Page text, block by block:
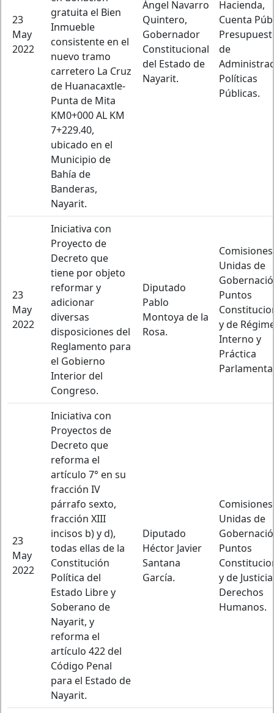
23
May
2022
gratuita el Bien
Inmueble
consistente en el
nuevo tramo
carretero La Cruz
de Huanacaxtle-
Punta de Mita
KM0+000 AL KM
7+229.40,
ubicado en el
Municipio de
Bahía de
Banderas,
Nayarit.
Ángel Navarro
Quintero,
Gobernador
Constitucional
del Estado de
Nayarit.
Hacienda,
Cuenta
de
Políticas
Públicas.
23
May
2022
Iniciativa con
Proyecto de
Decreto que
tiene por objeto
reformar y
adicionar
diversas
disposiciones del
Reglamento para
el Gobierno
Interior del
Congreso.
Diputado
Pablo
Montoya de la
Rosa.
Comisiones
Unidas de
Puntos
y de
Interno y
Práctica
23
May
2022
Iniciativa con
Proyectos de
Decreto que
reforma el
artículo 7° en su
fracción IV
párrafo sexto,
fracción XIII
incisos b) y d),
todas ellas de la
Constitución
Política del
Estado Libre y
Soberano de
Nayarit, y
reforma el
artículo 422 del
Código Penal
para el Estado de
Nayarit.
Diputado
Héctor Javier
Santana
García.
Comisiones
Unidas de
Puntos
y de
Derechos
Humanos.